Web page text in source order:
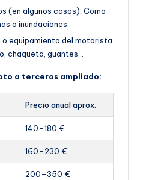
(en algunos casos): Como
o inundaciones.
o equipamiento del motorista
chaqueta, guantes…
a terceros ampliado:
Precio anual aprox.
140–180 €
160–230 €
200–350 €